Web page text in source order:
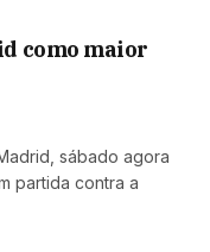
como maior
sábado agora
partida contra a